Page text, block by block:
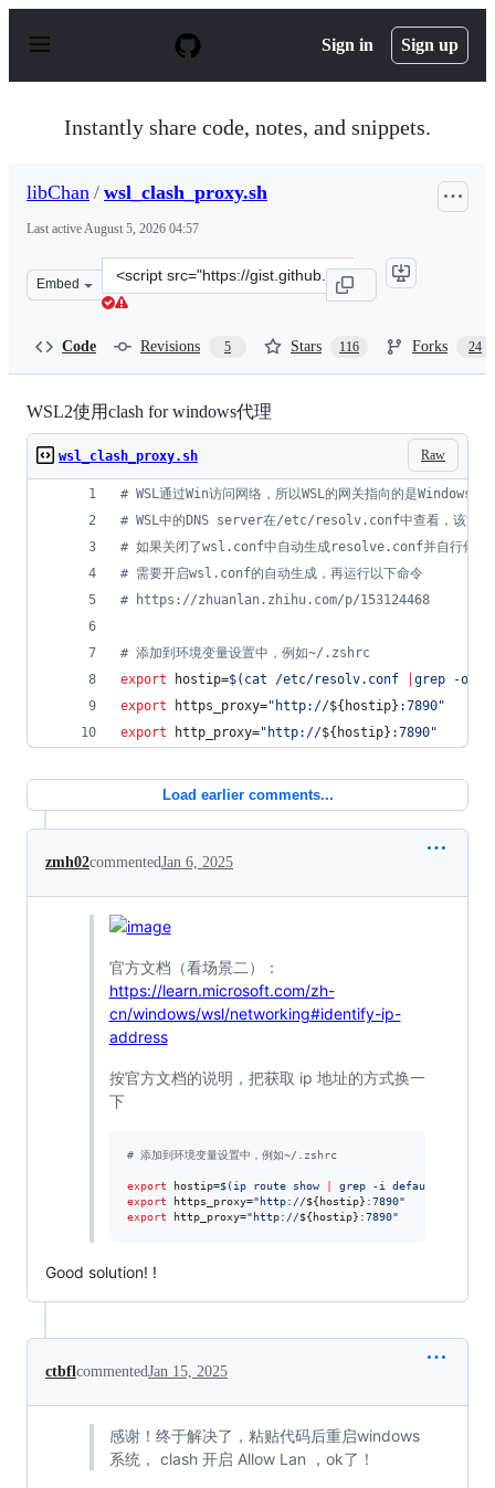
p
Sign in Sign up
Instantly share code, notes, and snippets.
libChan / wsl_clash_proxy.sh
Last activeAugust 5, 2026 04:57
Embed
Clone
this
Code Revisions 5 Stars 116 Forks 24
WSL2使用clash for windows代理
Raw
wsl_clash_proxy.sh
# WSL通过Win访问网络，所以WSL的网关指向的是Windows
# WSL中的DNS server在/etc/resolv.conf中查看，该文
# 如果关闭了wsl.conf中自动生成resolve.conf并自行修
# 需要开启wsl.conf的自动生成，再运行以下命令
# https://zhuanlan.zhihu.com/p/153124468
# 添加到环境变量设置中，例如~/.zshrc
export hostip=$( cat /etc/resolv.conf grep -oP
export https_proxy=" http://${hostip} :7890"
export http_proxy=" http://${hostip} :7890"
Load earlier comments...
zmh02commentedJan 6, 2025
官方文档（看场景二）：
https://learn.microsoft.com/zh-
cn/windows/wsl/networking#identify-ip-
address
按官方文档的说明，把获取 ip 地址的方式换一
下
# 添加到环境变量设置中，例如~/.zshrc
export hostip=$(ip route show grep -i default
export https_proxy="http://${hostip} :7890"
export http_proxy="http://${hostip} :7890"
Good solution! !
ctbflcommentedJan 15, 2025
感谢！终于解决了，粘贴代码后重启windows
系统， clash 开启 Allow Lan ，ok了！